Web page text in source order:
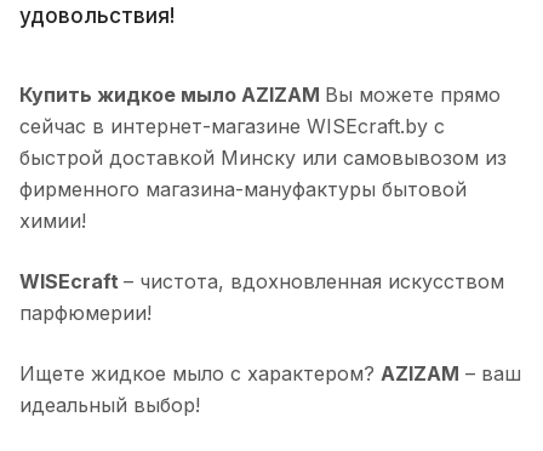
удовольствия!
Купить жидкое мыло AZIZAM Вы можете прямо
сейчас в интернет-магазине WISEcraft.by с
быстрой доставкой Минску или самовывозом из
фирменного магазина-мануфактуры бытовой
химии!
WISEcraft – чистота, вдохновленная искусством
парфюмерии!
Ищете жидкое мыло с характером? AZIZAM – ваш
идеальный выбор!